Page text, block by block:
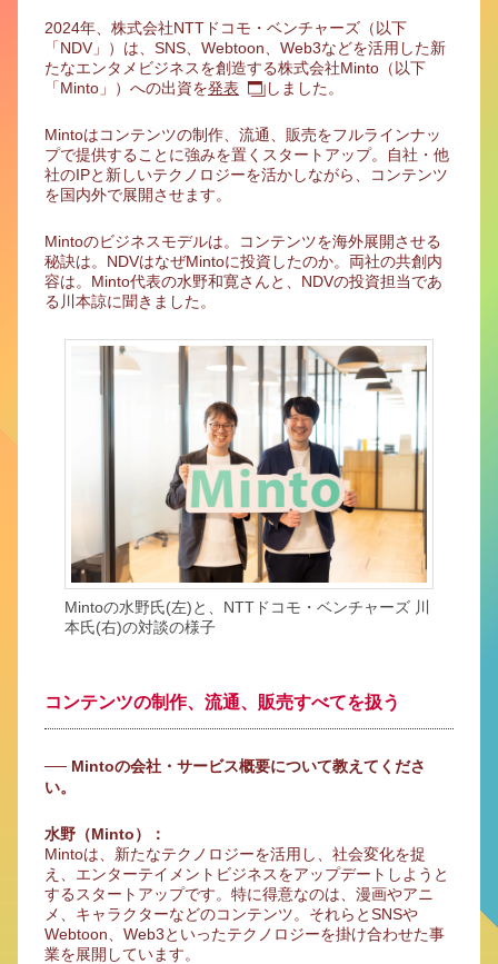
2024年、株式会社NTTドコモ・ベンチャーズ（以下
「NDV」）は、SNS、Webtoon、Web3などを活用した新
たなエンタメビジネスを創造する株式会社Minto（以下
「Minto」）への出資を発表 しました。
Mintoはコンテンツの制作、流通、販売をフルラインナッ
プで提供することに強みを置くスタートアップ。自社・他
社のIPと新しいテクノロジーを活かしながら、コンテンツ
を国内外で展開させます。
Mintoのビジネスモデルは。コンテンツを海外展開させる
秘訣は。NDVはなぜMintoに投資したのか。両社の共創内
容は。Minto代表の水野和寛さんと、NDVの投資担当であ
る川本諒に聞きました。
Mintoの水野氏(左)と、NTTドコモ・ベンチャーズ 川
本氏(右)の対談の様子
コンテンツの制作、流通、販売すべてを扱う
── Mintoの会社・サービス概要について教えてくださ
い。
水野（Minto）：
Mintoは、新たなテクノロジーを活用し、社会変化を捉
え、エンターテイメントビジネスをアップデートしようと
するスタートアップです。特に得意なのは、漫画やアニ
メ、キャラクターなどのコンテンツ。それらとSNSや
Webtoon、Web3といったテクノロジーを掛け合わせた事
業を展開しています。